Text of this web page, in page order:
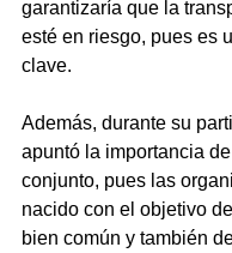
garantizaría que la
esté en riesgo, pues es
clave.
Además, durante su
apuntó la importancia
conjunto, pues las
nacido con el objetivo
bien común y también